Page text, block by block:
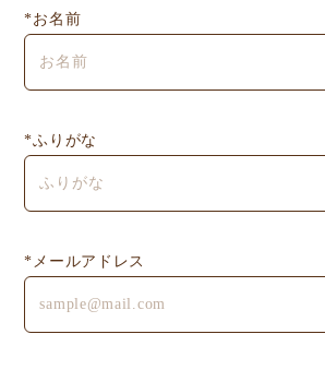
*お名前
*ふりがな
*メールアドレス